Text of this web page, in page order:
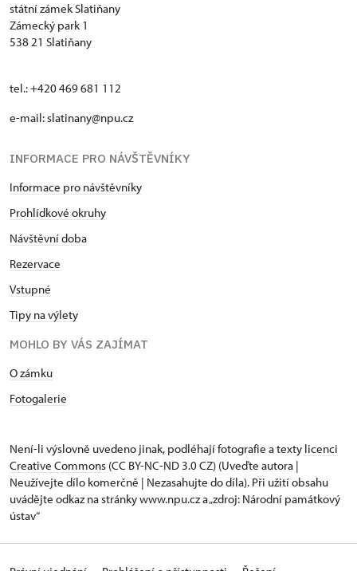
státní zámek Slatiňany
Zámecký park 1
538 21 Slatiňany
tel.: +420 469 681 112
e-mail: slatinany@npu.cz
INFORMACE PRO NÁVŠTĚVNÍKY
Informace pro návštěvníky
Prohlídkové okruhy
Návštěvní doba
Rezervace
Vstupné
Tipy na výlety
MOHLO BY VÁS ZAJÍMAT
O zámku
Fotogalerie
Není-li výslovně uvedeno jinak, podléhají fotografie a texty licenci
Creative Commons (CC BY-NC-ND 3.0 CZ) (Uveďte autora |
Neužívejte dílo komerčně | Nezasahujte do díla). Při užití obsahu
uvádějte odkaz na stránky www.npu.cz a „zdroj: Národní památkový
ústav“